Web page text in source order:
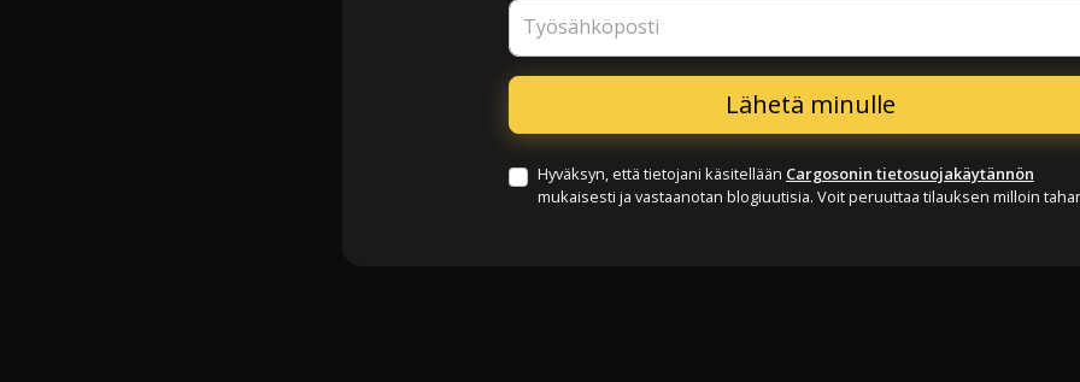
Työsähköposti
Hyväksyn, että tietojani käsitellään Cargosonin tietosuojakäytännön
mukaisesti ja vastaanotan blogiuutisia. Voit peruuttaa tilauksen milloin